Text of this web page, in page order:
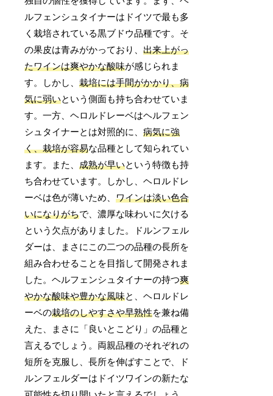
ルフェンシュタイナーはドイツで最も多
く栽培されている黒ブドウ品種です。そ
の果皮は青みがかっており、出来上がっ
たワインは爽やかな酸味が感じられま
す。しかし、栽培には手間がかかり、病
気に弱いという側面も持ち合わせていま
す。一方、ヘロルドレーベはヘルフェン
シュタイナーとは対照的に、病気に強
く、栽培が容易な品種として知られてい
ます。また、成熟が早いという特徴も持
ち合わせています。しかし、ヘロルドレ
ーベは色が薄いため、ワインは淡い色合
いになりがちで、濃厚な味わいに欠ける
という欠点がありました。ドルンフェル
ダーは、まさにこの二つの品種の長所を
組み合わせることを目指して開発されま
した。ヘルフェンシュタイナーの持つ爽
やかな酸味や豊かな風味と、ヘロルドレ
ーベの栽培のしやすさや早熟性を兼ね備
えた、まさに「良いとこどり」の品種と
言えるでしょう。両親品種のそれぞれの
短所を克服し、長所を伸ばすことで、ド
ルンフェルダーはドイツワインの新たな